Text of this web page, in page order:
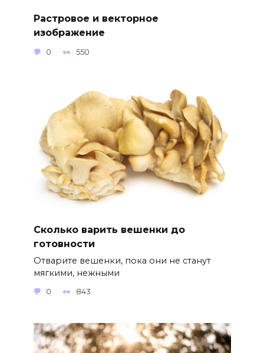
Растровое и векторное
изображение
0 550
Сколько варить вешенки до
готовности
Отварите вешенки, пока они не станут
мягкими, нежными
0 843